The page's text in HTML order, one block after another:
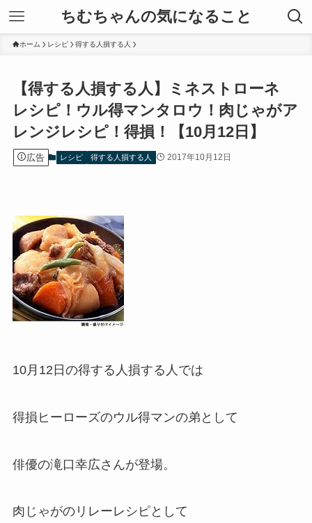
ちむちゃんの気になること
ホーム レシピ 得する人損する人
【得する人損する人】ミネストローネ
レシピ！ウル得マンタロウ！肉じゃがア
レンジレシピ！得損！【10月12日】
広告 レシピ 得する人損する人 2017年10月12日
10月12日の得する人損する人では
得損ヒーローズのウル得マンの弟として
俳優の滝口幸広さんが登場。
肉じゃがのリレーレシピとして